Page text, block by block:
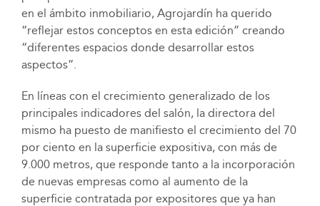
en el ámbito inmobiliario, Agrojardín ha querido
“reflejar estos conceptos en esta edición” creando
“diferentes espacios donde desarrollar estos
aspectos”.
En líneas con el crecimiento generalizado de los
principales indicadores del salón, la directora del
mismo ha puesto de manifiesto el crecimiento del 70
por ciento en la superficie expositiva, con más de
9.000 metros, que responde tanto a la incorporación
de nuevas empresas como al aumento de la
superficie contratada por expositores que ya han